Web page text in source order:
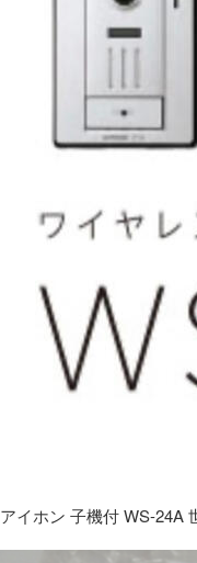
アイホン 子機付 WS-24A